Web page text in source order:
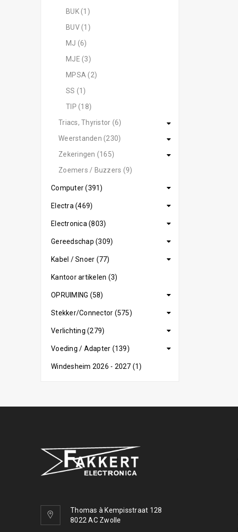
BUK (1)
BUV (1)
MJ (6)
MJE (3)
MPSA (2)
SS (1)
TIP (18)
Triacs, Thyristor (6)
Weerstanden (230)
Zekeringen (165)
Zoemers / Buzzers (9)
Computer (391)
Electra (469)
Electronica (803)
Gereedschap (309)
Kabel / Snoer (77)
Kantoor artikelen (3)
OPRUIMING (58)
Stekker/Connector (575)
Verlichting (279)
Voeding / Adapter (139)
Windesheim 2026 - 2027 (1)
Thomas à Kempisstraat 128
8022 AC Zwolle